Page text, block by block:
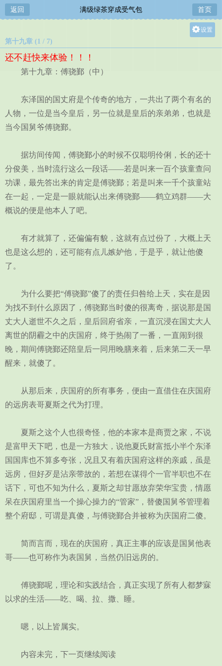
返回 满级绿茶穿成受气包 首页
设置
第十九章 (1 / 7)
还不赶快来体验！！！
第十九章：傅骁鄞（中）
东泽国的国丈府是个传奇的地方，一共出了两个有名的
人物，一位是当今皇后，另一位就是皇后的亲弟弟，也就是
当今国舅爷傅骁鄞。
据坊间传闻，傅骁鄞小的时候不仅聪明伶俐，长的还十
分俊美，当时流行这么一段话——若是叫来一百个孩童查问
功课，最先答出来的肯定是傅骁鄞；若是叫来一千个孩童站
在一起，一定是一眼就能认出来傅骁鄞——鹤立鸡群——大
概说的便是他本人了吧。
有才就算了，还偏偏有貌，这就有点过份了，大概上天
也是这么想的，还可能有点儿嫉妒他，于是乎，就让他傻
了。
为什么要把“傅骁鄞”傻了的责任归咎给上天，实在是因
为找不到什么原因了，傅骁鄞当时傻的很离奇，据说那是国
丈大人逝世不久之后，皇后回府省亲，一直沉浸在国丈大人
离世的阴霾之中的庆国府，终于热闹了一番，一直闹到很
晚，期间傅骁鄞还陪皇后一同用晚膳来着，后来第二天一早
醒来，就傻了。
从那后来，庆国府的所有事务，便由一直借住在庆国府
的远房表哥夏斯之代为打理。
夏斯之这个人也很奇怪，他的本家本是商贾之家，不说
是富甲天下吧，也是一方独大，说他夏氏财富抵小半个东泽
国国库也不算多夸张，况且又有着庆国府这样的亲戚，虽是
远房，但好歹是沾亲带故的，若想在谋得个一官半职也不在
话下，可也不知为什么，夏斯之却甘愿放弃荣华宝贵，情愿
呆在庆国府里当一个操心操力的“管家”，替傻国舅爷管理着
整个府邸，可谓是真傻，与傅骁鄞合并被称为庆国府二傻。
简而言而，现在的庆国府，真正主事的应该是国舅他表
哥——也可称作为表国舅，当然仍旧远房的。
傅骁鄞呢，理论和实践结合，真正实现了所有人都梦寐
以求的生活——吃、喝、拉、撒、睡。
嗯，以上皆属实。
内容未完，下一页继续阅读